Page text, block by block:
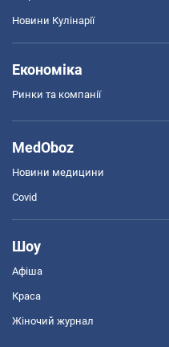
Новини Кулінарії
Економіка
Ринки та компанії
MedOboz
Новини медицини
Covid
Шоу
Афіша
Краса
Жіночий журнал